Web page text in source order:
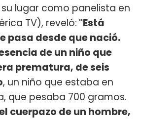
lugar como panelista en
TV), reveló: "Está
pasa desde que nació.
de un niño que
prematura, de seis
, un niño que estaba en
que pesaba 700 gramos.
cuerpazo de un hombre,